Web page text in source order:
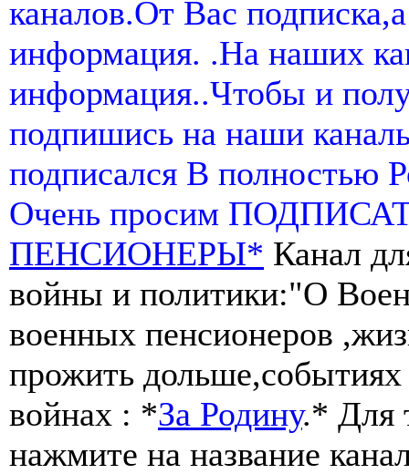
каналов.От Вас
информация. .На наших
информация..Чтобы и
подпишись на наши
подписался В полностью
Очень просим
ПЕНСИОНЕРЫ* Канал
войны и политики:"О
военных пенсионеров
прожить
войнах : *За Родину.* Для
нажмите на название